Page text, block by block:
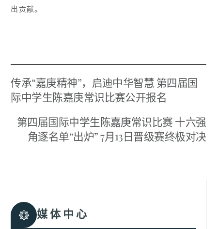
出贡献。
传承“嘉庚精神”，启迪中华智慧 第四届国
际中学生陈嘉庚常识比赛公开报名
第四届国际中学生陈嘉庚常识比赛 十六强
角逐名单“出炉” 7月13日晋级赛终极对决
媒体中心